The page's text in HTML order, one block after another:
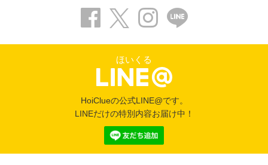
ほいくる
HoiClueの公式LINE@です。
LINEだけの特別内容お届け中！